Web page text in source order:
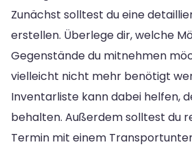
Zunächst solltest du eine
erstellen. Überlege dir, welche
Gegenstände du mitnehmen
vielleicht nicht mehr benötigt
Inventarliste kann dabei helfen,
behalten. Außerdem solltest du
Termin mit einem